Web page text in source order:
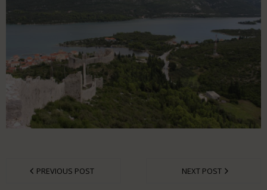
Datenschutz
PREVIOUS POST NEXT POST